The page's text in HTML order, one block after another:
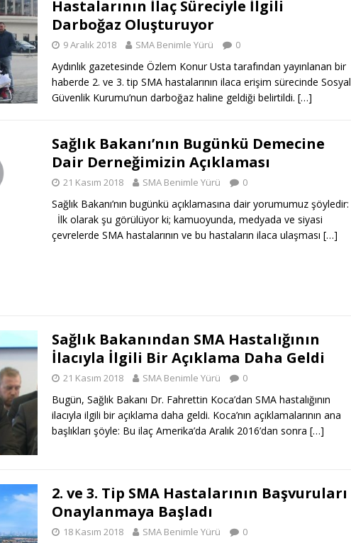
Hastalarının İlaç Süreciyle İlgili
Darboğaz Oluşturuyor
9 Aralık 2018 SMA Benimle Yürü 0
Aydınlık gazetesinde Özlem Konur Usta tarafından yayınlanan bir
haberde 2. ve 3. tip SMA hastalarının ilaca erişim sürecinde Sosyal
Güvenlik Kurumu’nun darboğaz haline geldiği belirtildi. […]
Sağlık Bakanı’nın Bugünkü Demecine
Dair Derneğimizin Açıklaması
21 Kasım 2018 SMA Benimle Yürü 0
Sağlık Bakanı’nın bugünkü açıklamasına dair yorumumuz şöyledir:
İlk olarak şu görülüyor ki; kamuoyunda, medyada ve siyasi
çevrelerde SMA hastalarının ve bu hastaların ilaca ulaşması […]
Sağlık Bakanından SMA Hastalığının
İlacıyla İlgili Bir Açıklama Daha Geldi
21 Kasım 2018 SMA Benimle Yürü 0
Bugün, Sağlık Bakanı Dr. Fahrettin Koca’dan SMA hastalığının
ilacıyla ilgili bir açıklama daha geldi. Koca’nın açıklamalarının ana
başlıkları şöyle: Bu ilaç Amerika’da Aralık 2016’dan sonra […]
2. ve 3. Tip SMA Hastalarının Başvuruları
Onaylanmaya Başladı
18 Kasım 2018 SMA Benimle Yürü 0